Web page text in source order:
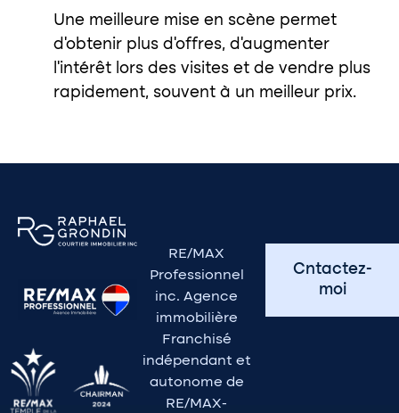
Une meilleure mise en scène permet
d’obtenir plus d’offres, d’augmenter
l’intérêt lors des visites et de vendre plus
rapidement, souvent à un meilleur prix.
RE/MAX
Professionnel
inc. Agence
immobilière
Franchisé
indépendant et
autonome de
RE/MAX-
Cntactez-
moi